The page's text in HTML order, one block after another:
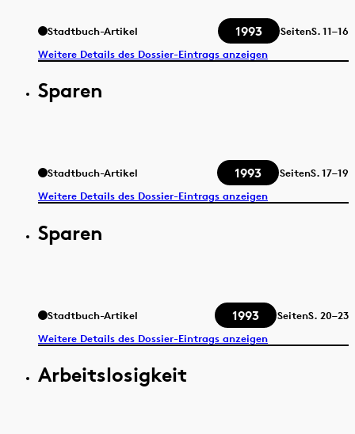
Stadtbuch-Artikel 1993 SeitenS.11–16
Weitere Details des Dossier-Eintrags anzeigen
Sparen
Stadtbuch-Artikel 1993 SeitenS.17–19
Weitere Details des Dossier-Eintrags anzeigen
Sparen
Stadtbuch-Artikel 1993 SeitenS. 20–23
Weitere Details des Dossier-Eintrags anzeigen
Arbeitslosigkeit